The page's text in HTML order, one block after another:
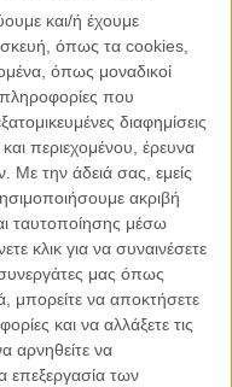
και/ή έχουμε
όπως τα cookies,
όπως μοναδικοί
που
διαφημίσεις
περιεχομένου, έρευνα
Με την άδειά σας, εμείς
ακριβή
ταυτοποίησης μέσω
κλικ για να συναινέσετε
μας όπως
μπορείτε να αποκτήσετε
και να αλλάξετε τις
αρνηθείτε να
επεξεργασία των
πόλωση, η
και απουσιάζει
είναι κατά την και
δικτύωσης. Ο
media ελκύει σε
η οποία συνιστά
στα εν λόγω ψηφιακά
υπό την εκάστοτε
με μανία
σοβαρές απειλές σε